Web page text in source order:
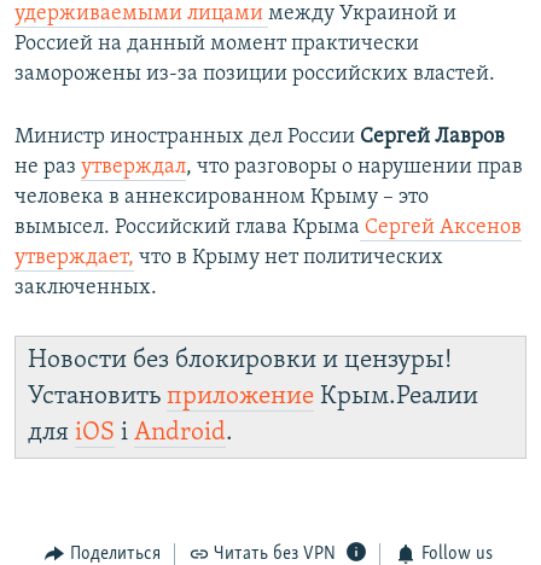
удерживаемыми лицами между Украиной и
Россией на данный момент практически
заморожены из-за позиции российских властей.
Министр иностранных дел России Сергей Лавров
не раз утверждал, что разговоры о нарушении прав
человека в аннексированном Крыму – это
вымысел. Российский глава Крыма Сергей Аксенов
утверждает, что в Крыму нет политических
заключенных.
Новости без блокировки и цензуры!
Установить приложение Крым.Реалии
для iOS і Android.
Поделиться Читать без VPN Follow us